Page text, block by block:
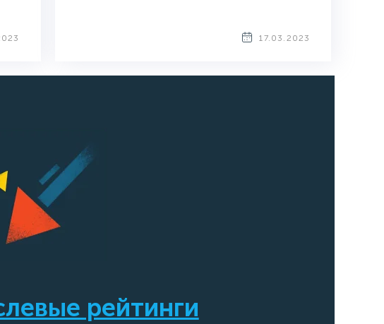
17.03.2023
рейтинги